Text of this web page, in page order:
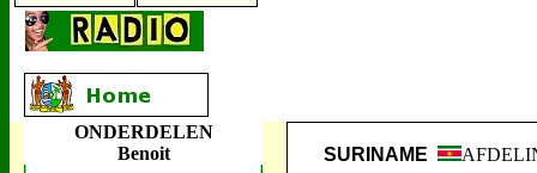
ONDERDELEN
Benoit
SURINAME